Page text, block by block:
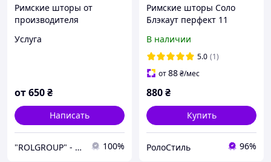
Римские шторы от
производителя
Услуга
от650₴
Написать
"ROLGROUP" - Мы умеем управлять солнцем. 100%
Римские шторы Соло
Блэкаут перфект 11
В наличии
5.0 (1)
от88₴/мес
880₴
Купить
РолоСтиль 96%